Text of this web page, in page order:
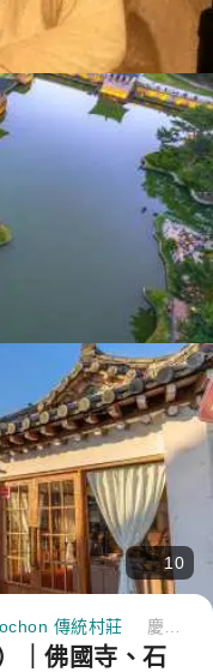
10
傳統村莊
｜佛國寺、石